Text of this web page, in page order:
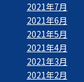
2021年7月
2021年6月
2021年5月
2021年4月
2021年3月
2021年2月